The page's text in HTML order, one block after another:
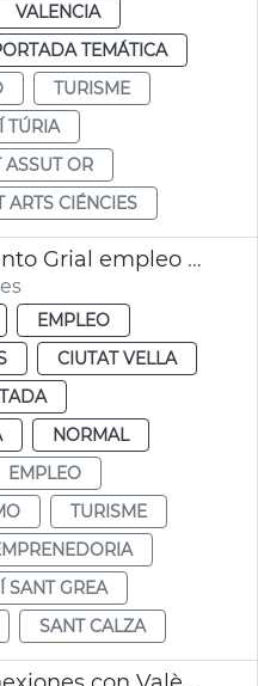
VALENCIA
TEMÁTICA
TURISME
TÚRIA
ASSUT OR
ARTS CIÉNCIES
Convenio Camino Santo Grial empleo y proyección internacional
EMPLEO
CIUTAT VELLA
NORMAL
EMPLEO
TURISME
SANT GREA
SANT CALZA